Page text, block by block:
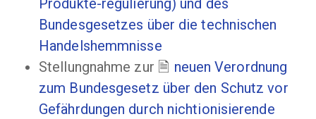
Produkte-regulierung) und des
Bundesgesetzes über die technischen
Handelshemmnisse
Stellungnahme zur
neuen Verordnung
zum Bundesgesetz über den Schutz vor
Gefährdungen durch nichtionisierende